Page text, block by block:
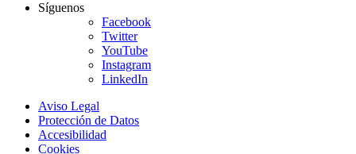
Síguenos
Facebook
Twitter
YouTube
Instagram
LinkedIn
Aviso Legal
Protección de Datos
Accesibilidad
Cookies